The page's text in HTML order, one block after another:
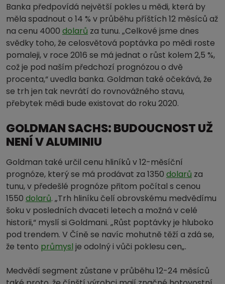
Banka předpovídá největší pokles u mědi, která by
měla spadnout o 14 % v průběhu příštích 12 měsíců až
na cenu 4000 dolarů za tunu. „Celkové jsme dnes
svědky toho, že celosvětová poptávka po mědi roste
pomaleji, v roce 2016 se má jednat o růst kolem 2,5 %,
což je pod naším předchozí prognózou o dvě
procenta,“ uvedla banka. Goldman také očekává, že
se trh jen tak nevrátí do rovnovážného stavu,
přebytek mědi bude existovat do roku 2020.
GOLDMAN SACHS: BUDOUCNOST UŽ
NENÍ V ALUMINIU
Goldman také určil cenu hliníků v 12-měsíční
prognóze, který se má prodávat za 1350 dolarů za
tunu, v předešlé prognóze přitom počítal s cenou
1550 dolarů. „Trh hliníku čelí obrovskému medvědímu
šoku v posledních dvaceti letech a možná v celé
historii,“ myslí si Goldmani. „Růst poptávky je hluboko
pod trendem. V Číně se navíc mohutně těží a zdá se,
že tento průmysl je odolný i vůči poklesu cen„.
Medvědí segment zůstane v průběhu 12-24 měsíců